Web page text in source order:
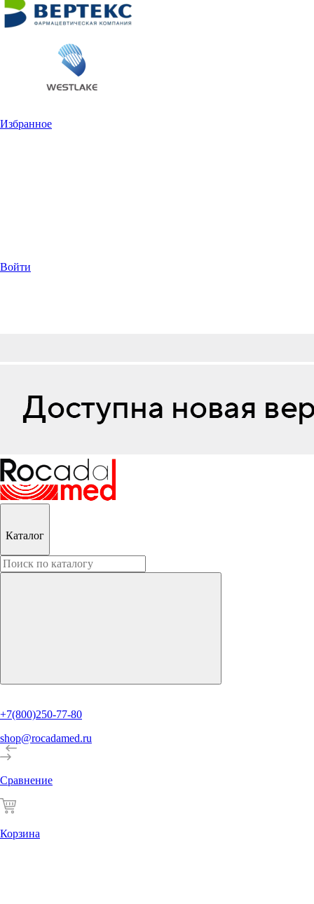
Избранное
Войти
Каталог
+7(800)250-77-80
shop@rocadamed.ru
Сравнение
Корзина